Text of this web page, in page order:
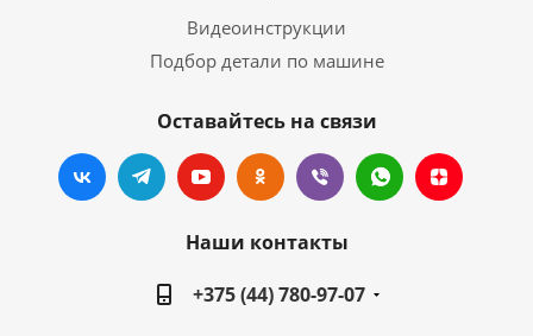
Видеоинструкции
Подбор детали по машине
Оставайтесь на связи
Наши контакты
+375 (44) 780-97-07